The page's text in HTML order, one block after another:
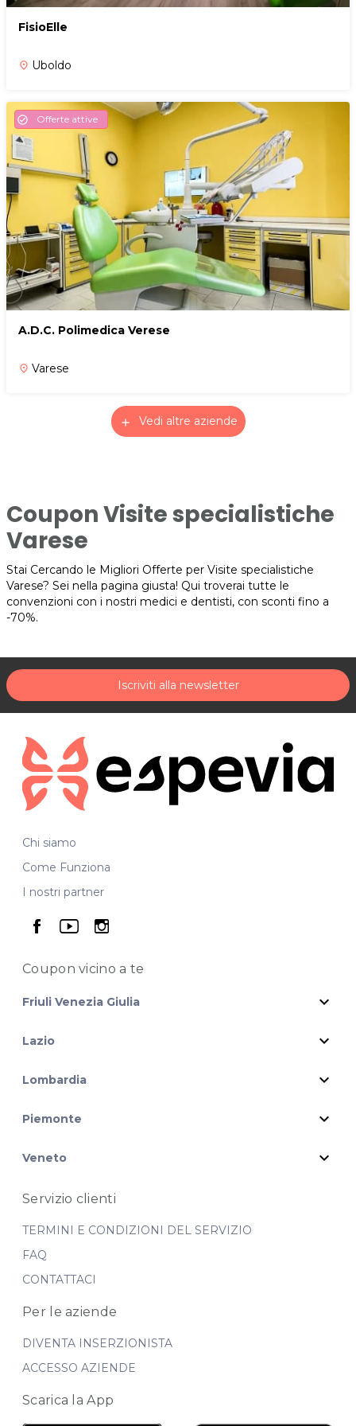
FisioElle
place Uboldo
check_circle Offerte attive
A.D.C. Polimedica Verese
place Varese
add Vedi altre aziende
Coupon Visite specialistiche
Varese
Stai Cercando le Migliori Offerte per Visite specialistiche
Varese? Sei nella pagina giusta! Qui troverai tutte le
convenzioni con i nostri medici e dentisti, con sconti fino a
-70%.
Iscriviti alla newsletter
Chi siamo
Come Funziona
I nostri partner
seguici su facebook
seguici su youtube
seguici su instagram
Coupon vicinoa te
Friuli Venezia Giulia expand_more
Lazio expand_more
Lombardia expand_more
Piemonte expand_more
Veneto expand_more
Servizio clienti
TERMINI E CONDIZIONI DEL SERVIZIO
FAQ
CONTATTACI
Per le aziende
DIVENTA INSERZIONISTA
ACCESSO AZIENDE
Scarica la App